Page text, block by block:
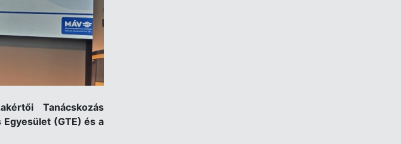
Tanácskozás
(GTE) és a